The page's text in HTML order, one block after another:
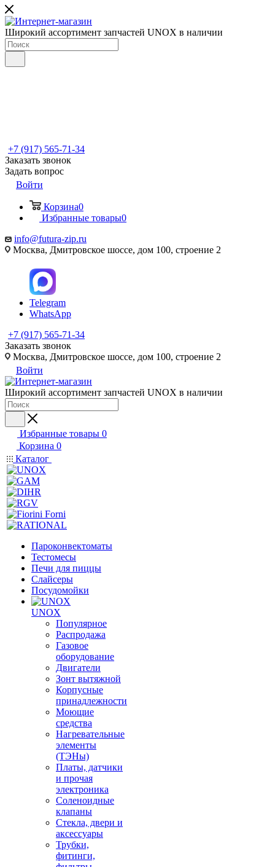
Широкий ассортимент запчастей UNOX в наличии
+7 (917) 565-71-34
Заказать звонок
Задать вопрос
Войти
Корзина0
Избранные товары0
info@futura-zip.ru
Москва, Дмитровское шоссе, дом 100, строение 2
Telegram
WhatsApp
+7 (917) 565-71-34
Заказать звонок
Москва, Дмитровское шоссе, дом 100, строение 2
Войти
Широкий ассортимент запчастей UNOX в наличии
Избранные товары 0
Корзина 0
Каталог
Пароконвектоматы
Тестомесы
Печи для пиццы
Слайсеры
Посудомойки
UNOX
Популярное
Распродажа
Газовое
оборудование
Двигатели
Зонт вытяжной
Корпусные
принадлежности
Моющие
средства
Нагревательные
элементы
(ТЭНы)
Платы, датчики
и прочая
электроника
Соленоидные
клапаны
Стекла, двери и
аксессуары
Трубки,
фитинги,